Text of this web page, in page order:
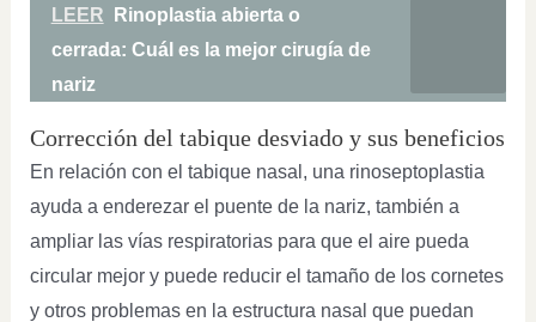
LEER
Rinoplastia abierta o
cerrada: Cuál es la mejor cirugía de
nariz
Corrección del tabique desviado y sus beneficios
En relación con el tabique nasal, una rinoseptoplastia
ayuda a enderezar el puente de la nariz, también a
ampliar las vías respiratorias para que el aire pueda
circular mejor y puede reducir el tamaño de los cornetes
y otros problemas en la estructura nasal que puedan